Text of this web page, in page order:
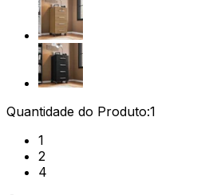
Quantidade do Produto:1
1
2
4